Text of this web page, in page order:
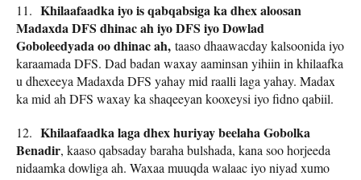
11. Khilaafaadka iyo is qabqabsiga ka dhex aloosan
Madaxda DFS dhinac ah iyo DFS iyo Dowlad
Goboleedyada oo dhinac ah, taaso dhaawacday kalsoonida iyo
karaamada DFS. Dad badan waxay aaminsan yihiin in khilaafka
u dhexeeya Madaxda DFS yahay mid raalli laga yahay. Madax
ka mid ah DFS waxay ka shaqeeyan kooxeysi iyo fidno qabiil.
12. Khilaafaadka laga dhex huriyay beelaha Gobolka
Benadir, kaaso qabsaday baraha bulshada, kana soo horjeeda
nidaamka dowliga ah. Waxaa muuqda walaac iyo niyad xumo